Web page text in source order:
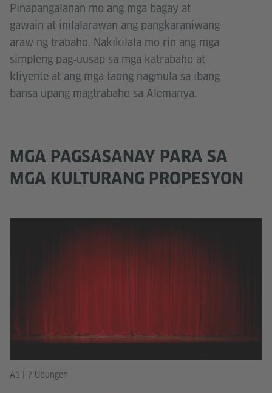
Pinapangalanan mo ang mga bagay at
gawain at inilalarawan ang pangkaraniwang
araw ng trabaho. Nakikilala mo rin ang mga
simpleng pag‑uusap sa mga katrabaho at
kliyente at ang mga taong nagmula sa ibang
bansa upang magtrabaho sa Alemanya.
MGA PAGSASANAY PARA SA
MGA KULTURANG PROPESYON
A1 | 7 Übungen